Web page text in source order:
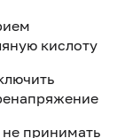
кислоту
не принимать